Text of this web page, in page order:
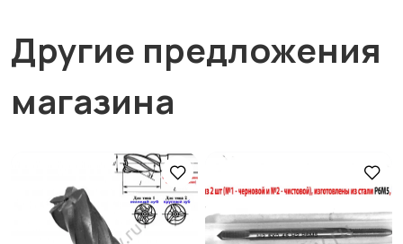
Другие предложения
магазина